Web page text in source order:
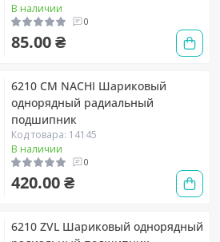
В наличии
0
85.00 ₴
6210 CM NACHI Шариковый
однорядный радиальный
подшипник
Код товара: 14145
В наличии
0
420.00 ₴
6210 ZVL Шариковый однорядный